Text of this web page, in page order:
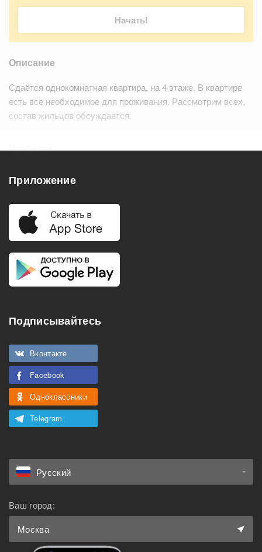
Начать!
Описание
Сдаётся однокомнатная квартира, на 4 этаже. В квартире
есть все необходимое для проживания. Рассмотрим всех,
состав жильцов обсуждается.
Удобства
Телевизор
Кондиционер
Особенности
Можно с животными
Приложение
Подписывайтесь
Вконтакте
Facebook
Одноклассники
Telegram
Русский
Ваш город:
Москва